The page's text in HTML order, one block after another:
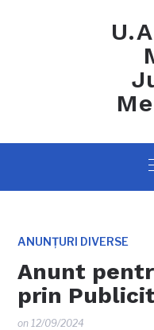
ANUNȚURI DIVERSE
Anunt
prin
on12/09/2024